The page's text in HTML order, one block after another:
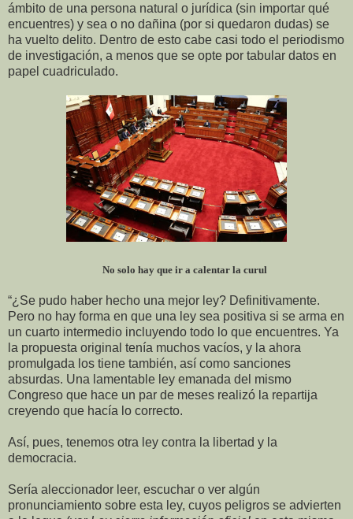
ámbito de una persona natural o jurídica (sin importar qué
encuentres) y sea o no dañina (por si quedaron dudas) se
ha vuelto delito. Dentro de esto cabe casi todo el periodismo
de investigación, a menos que se opte por tabular datos en
papel cuadriculado.
No solo hay que ir a calentar la curul
“¿Se pudo haber hecho una mejor ley? Definitivamente.
Pero no hay forma en que una ley sea positiva si se arma en
un cuarto intermedio incluyendo todo lo que encuentres. Ya
la propuesta original tenía muchos vacíos, y la ahora
promulgada los tiene también, así como sanciones
absurdas. Una lamentable ley emanada del mismo
Congreso que hace un par de meses realizó la repartija
creyendo que hacía lo correcto.
Así, pues, tenemos otra ley contra la libertad y la
democracia.
Sería aleccionador leer, escuchar o ver algún
pronunciamiento sobre esta ley, cuyos peligros se advierten